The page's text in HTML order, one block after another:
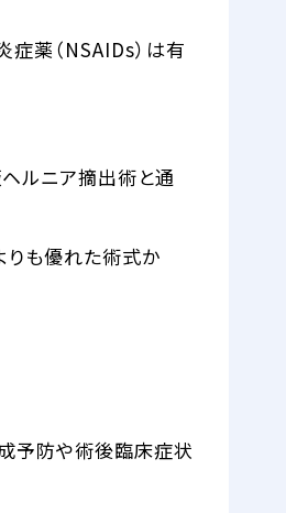
薬（NSAIDs）は有
ルニア摘出術と通
も優れた術式か
予防や術後臨床症状